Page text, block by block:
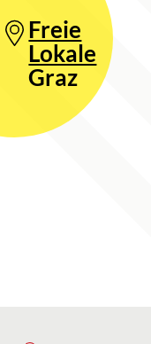
Freie
Lokale
Graz